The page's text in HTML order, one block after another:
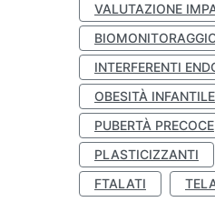
VALUTAZIONE
INTERFERENTI
OBESITÀ INFANTILE
PUBERTÀ PRECOCE
PLASTICIZZANTI
FTALATI